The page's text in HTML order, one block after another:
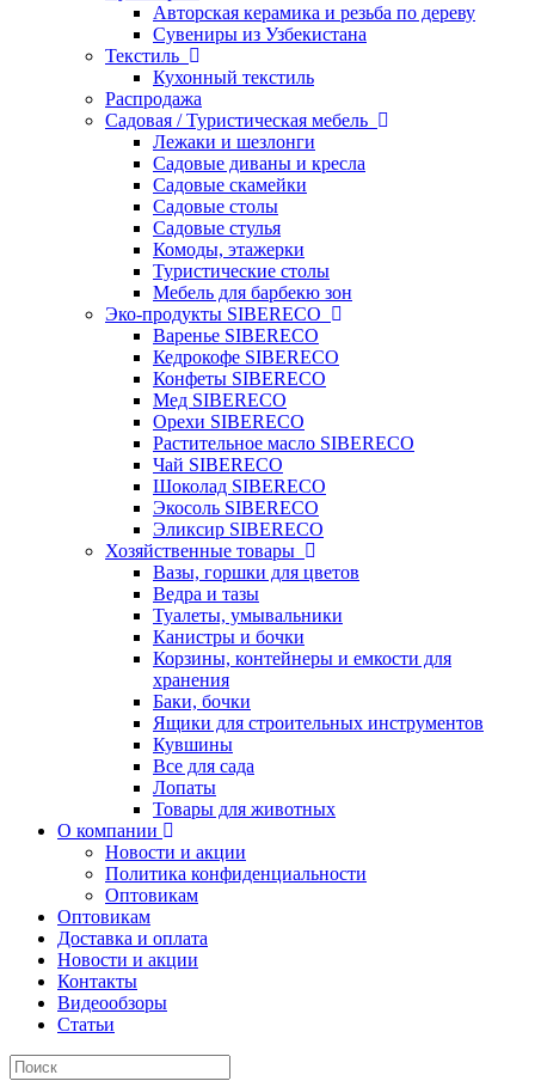
Авторская керамика и резьба по дереву
Сувениры из Узбекистана
Текстиль
Кухонный текстиль
Распродажа
Садовая / Туристическая мебель
Лежаки и шезлонги
Садовые диваны и кресла
Садовые скамейки
Садовые столы
Садовые стулья
Комоды, этажерки
Туристические столы
Мебель для барбекю зон
Эко-продукты SIBERECO
Варенье SIBERECO
Кедрокофе SIBERECO
Конфеты SIBERECO
Мед SIBERECO
Орехи SIBERECO
Растительное масло SIBERECO
Чай SIBERECO
Шоколад SIBERECO
Экосоль SIBERECO
Эликсир SIBERECO
Хозяйственные товары
Вазы, горшки для цветов
Ведра и тазы
Туалеты, умывальники
Канистры и бочки
Корзины, контейнеры и емкости для
хранения
Баки, бочки
Ящики для строительных инструментов
Кувшины
Все для сада
Лопаты
Товары для животных
О компании
Новости и акции
Политика конфиденциальности
Оптовикам
Оптовикам
Доставка и оплата
Новости и акции
Контакты
Видеообзоры
Статьи